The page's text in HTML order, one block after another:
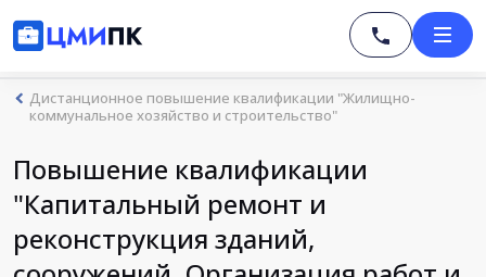
Дистанционное повышение квалификации "Жилищно-
коммунальное хозяйство и строительство"
Повышение квалификации
"Капитальный ремонт и
реконструкция зданий,